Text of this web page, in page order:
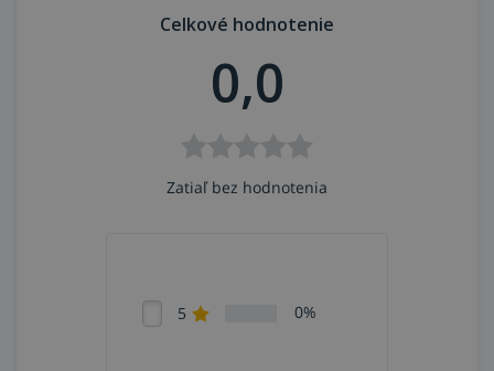
Celkové hodnotenie
0,0
Zatiaľ bez hodnotenia
5 0%